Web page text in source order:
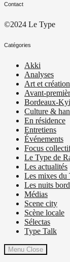
Contact
©2024 Le Type
Catégories
Akki
Analyses
Art et création
Avant-
Bordeaux-
Culture &
En résidence
Entretiens
Événements
Focus
Le Type de
Les actualités
Les mixes du
Les nuits
Médias
Scene city
Scène locale
Sélectas
Type Talk
Menu Close